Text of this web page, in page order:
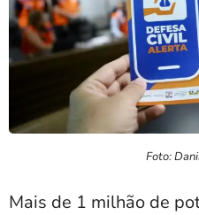
Foto:
Mais de 1 milhão de